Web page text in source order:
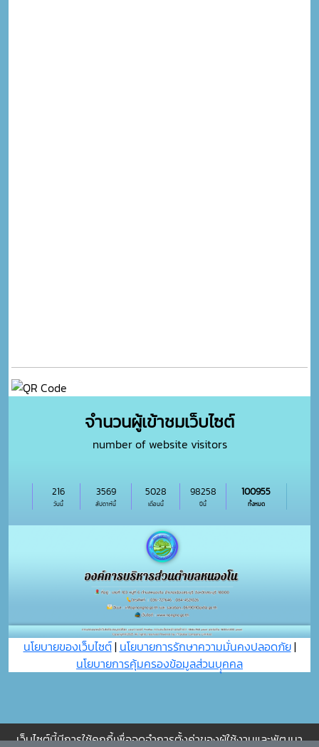
จำนวนผู้เข้าชมเว็บไซต์
number of website visitors
วันนี้
216
สัปดาห์นี้
3569
เดือนนี้
5028
ปีนี้
98258
ทั้งหมด
100955
นโยบายของเว็บไซต์| นโยบายการรักษาความมั่นคงปลอดภัย|
นโยบายการคุ้มครองข้อมูลส่วนบุุคคล
เว็บไซต์นี้มีการใช้คุกกี้เพื่อจดจำการตั้งค่าของผู้ใช้งานและพัฒนา